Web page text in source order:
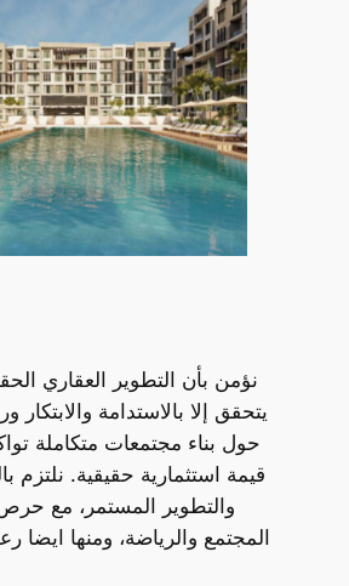
يتحقق إلا بالاستدامة والابتكار
حول بناء مجتمعات متكاملة
قيمة استثمارية حقيقية. نلتزم
والتطوير المستمر، مع
المجتمع والرياضة، ومنها ايضا